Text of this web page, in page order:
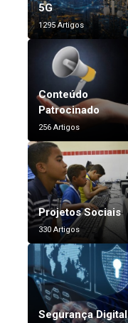
5G
1295 Artigos
Conteúdo
Patrocinado
256 Artigos
Projetos Sociais
330 Artigos
Segurança Digital